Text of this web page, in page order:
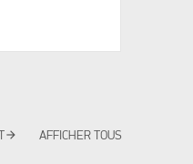
arrow_forward AFFICHER TOUS